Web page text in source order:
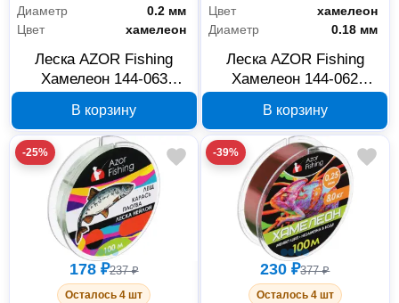
Диаметр
0.2 мм
Цвет
хамелеон
Леска AZOR Fishing
Хамелеон 144-063
кг
В корзину
Цвет
хамелеон
Диаметр
0.18 мм
Леска AZOR Fishing
Хамелеон 144-062
кг
В корзину
-25%
178 ₽237 ₽
Осталось 4 шт
-39%
230 ₽377 ₽
Осталось 4 шт